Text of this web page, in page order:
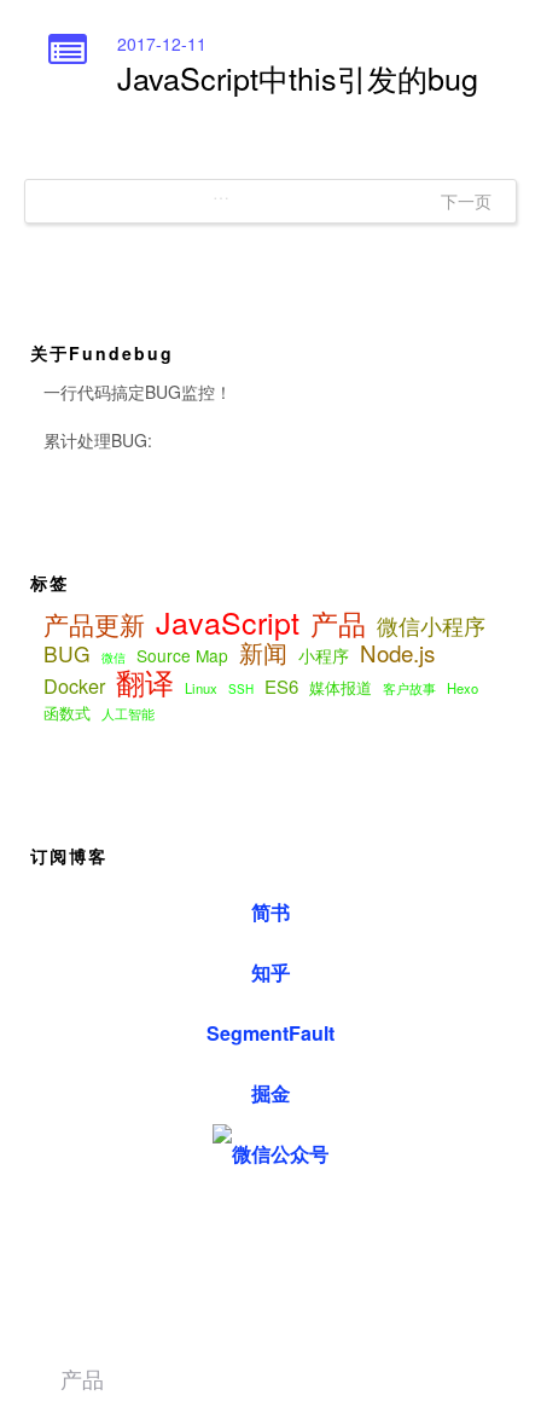
2017-12-11
JavaScript中this引发的bug
… 下一页
关于Fundebug
一行代码搞定BUG监控！
累计处理BUG:
标签
产品更新 JavaScript 产品 微信小程序
BUG
微信 Source Map 新闻 小程序 Node.js
Docker 翻译 Linux SSH ES6 媒体报道 客户故事 Hexo
函数式 人工智能
订阅博客
简书
知乎
SegmentFault
掘金
产品